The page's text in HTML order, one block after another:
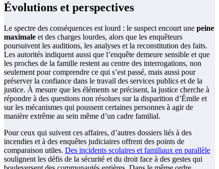
Évolutions et perspectives
Le spectre des conséquences est lourd : le suspect encourt une peine
maximale et des charges lourdes, alors que les enquêteurs
poursuivent les auditions, les analyses et la reconstitution des faits.
Les autorités indiquent aussi que l’enquête demeure sensible et que
les proches de la famille restent au centre des interrogations, non
seulement pour comprendre ce qui s’est passé, mais aussi pour
préserver la confiance dans le travail des services publics et de la
justice. À mesure que les éléments se précisent, la justice cherche à
répondre à des questions non résolues sur la disparition d’Émile et
sur les mécanismes qui poussent certaines personnes à agir de
manière extrême au sein même d’un cadre familial.
Pour ceux qui suivent ces affaires, d’autres dossiers liés à des
incendies et à des enquêtes judiciaires offrent des points de
comparaison utiles. Des incidents scolaires et familiaux en parallèle
soulignent les défis de la sécurité et du droit face à des gestes qui